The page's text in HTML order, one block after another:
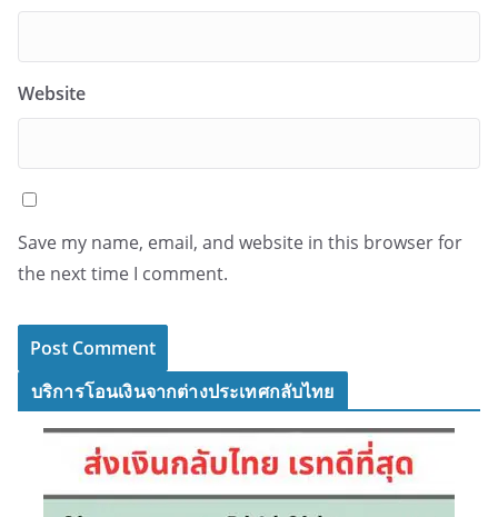
Website
Save my name, email, and website in this browser for
the next time I comment.
บริการโอนเงินจากต่างประเทศกลับไทย